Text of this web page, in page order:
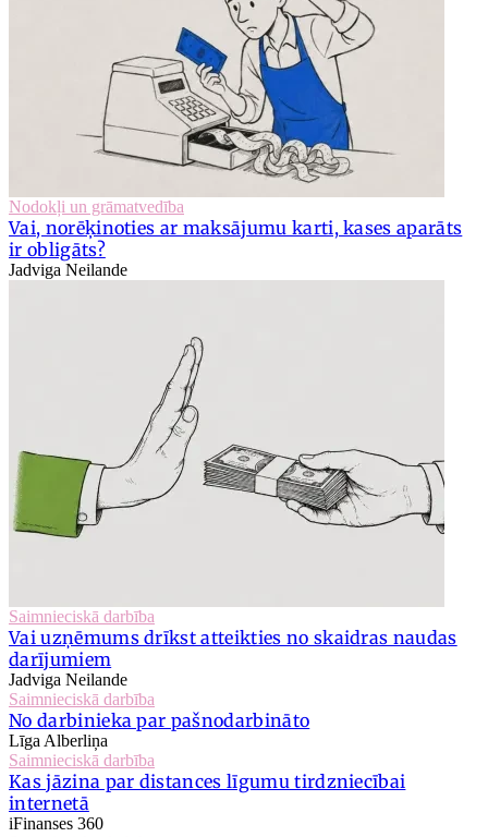
Nodokļi un grāmatvedība
Vai, norēķinoties ar maksājumu karti, kases aparāts
ir obligāts?
Jadviga Neilande
Saimnieciskā darbība
Vai uzņēmums drīkst atteikties no skaidras naudas
darījumiem
Jadviga Neilande
Saimnieciskā darbība
No darbinieka par pašnodarbināto
Līga Alberliņa
Saimnieciskā darbība
Kas jāzina par distances līgumu tirdzniecībai
internetā
iFinanses 360